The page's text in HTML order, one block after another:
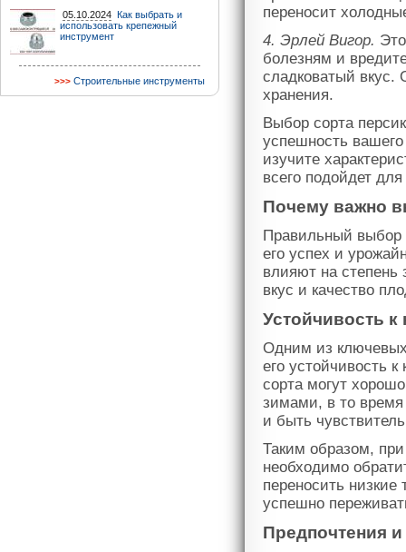
05.10.2024 Как выбрать и
использовать крепежный
инструмент
Строительные инструменты
переносит
4. Эрлей Вигор.
болезням и
сладковатый вкус.
хранения.
Выбор сорта
успешность
изучите
всего подойдет
Почему важно
Правильный выбор
его успех и
влияют на степень
вкус и качество
Устойчивость
Одним из ключевых
его устойчивость
сорта могут
зимами, в то время
и быть
Таким образом,
необходимо
переносить
успешно
Предпочтения